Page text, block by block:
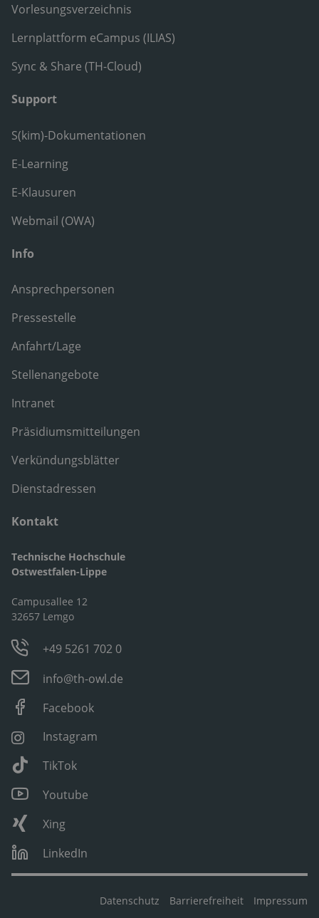
Vorlesungsverzeichnis
Lernplattform eCampus (ILIAS)
Sync & Share (TH-Cloud)
Support
S(kim)-Dokumentationen
E-Learning
E-Klausuren
Webmail (OWA)
Info
Ansprechpersonen
Pressestelle
Anfahrt/Lage
Stellenangebote
Intranet
Präsidiumsmitteilungen
Verkündungsblätter
Dienstadressen
Kontakt
Technische Hochschule
Ostwestfalen-Lippe
Campusallee 12
32657 Lemgo
+49 5261 702 0
info@th-owl.de
Facebook
Instagram
TikTok
Youtube
Xing
LinkedIn
Datenschutz Barrierefreiheit Impressum